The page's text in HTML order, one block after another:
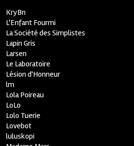
KryBn
L'Enfant Fourmi
La Société des Simplistes
Lapin Gris
Larsen
Le Laboratoire
Lésion d'Honneur
lm
Lola Poireau
LoLo
Lolo Tuerie
Lovebot
luluskopi